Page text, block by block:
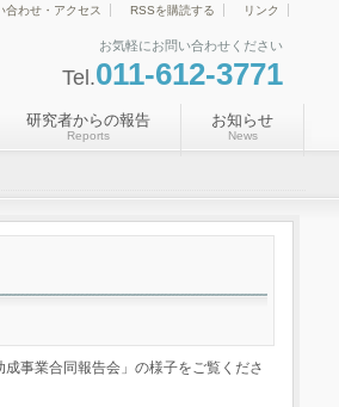
お気軽にお問い合わせください
Tel.011-612-3771
合わせ・アクセス RSSを購読する リンク
研究者からの報告
Reports
お知らせ
News
事業合同報告会」の様子をご覧くださ